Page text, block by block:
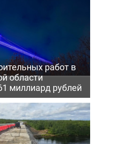
работ в
области
миллиард рублей